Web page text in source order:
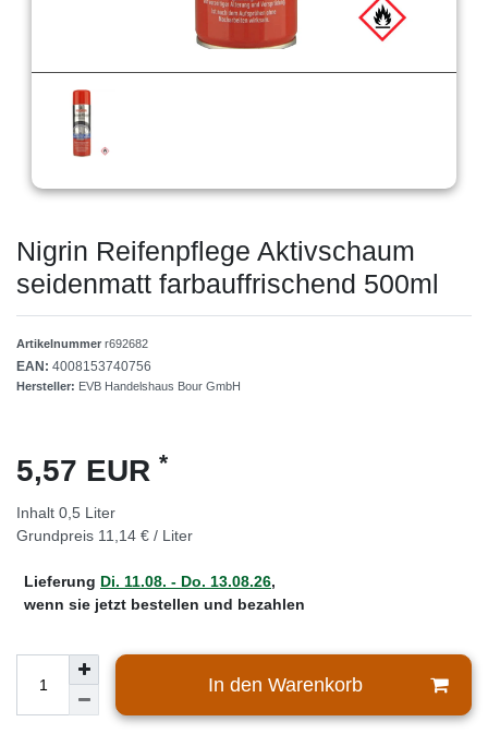
Nigrin Reifenpflege Aktivschaum
seidenmatt farbauffrischend 500ml
Artikelnummer r692682
EAN: 4008153740756
Hersteller: EVB Handelshaus Bour GmbH
5,57 EUR *
Inhalt 0,5 Liter
Grundpreis 11,14 € / Liter
Lieferung Di. 11.08. - Do. 13.08.26,
wenn sie jetzt bestellen und bezahlen
In den Warenkorb